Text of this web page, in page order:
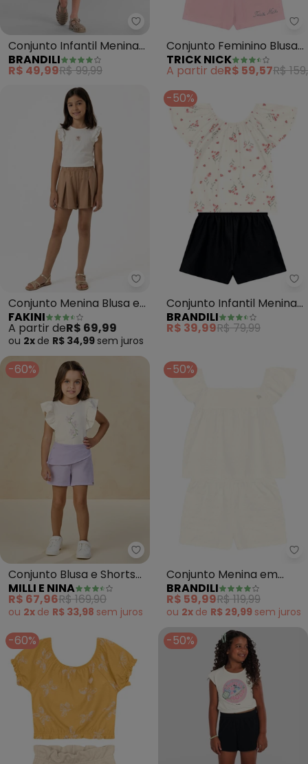
Brandili - Conjunto Infantil
Conjunto Infantil Menina
Floral (Bege)
BRANDILI
R$ 49,99R$ 99,99
Conjunto Feminino Blusa
com Shorts (Bege)
TRICK NICK
A partir deR$ 59,57R$
Fakini - Conjunto Menina Blusa
Conjunto Menina Blusa e
Shorts (Bege)
FAKINI
A partir deR$ 69,99
ou 2x de R$ 34,99 sem juros
-50%
Conjunto Infantil Menina
Florido (Natural)
BRANDILI
R$ 39,99R$ 79,99
-60%
Milli e Nina - Conjunto Blusa e
Conjunto Blusa e Shorts
(Bege)
MILLI E NINA
R$ 67,96R$ 169,90
ou 2x de R$ 33,98 sem juros
-50%
Conjunto Menina em
Cotton Texturizado
(Natural)
BRANDILI
R$ 59,99R$ 119,99
ou 2x de R$ 29,99 sem juros
-60% -50%